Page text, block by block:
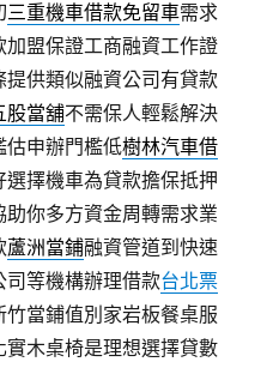
三重機車借款免留車需求
盟保證工商融資工作證
提供類似融資公司有貸款
股當舖不需保人輕鬆解決
估申辦門檻低樹林汽車借
擇機車為貸款擔保抵押
助你多方資金周轉需求業
蘆洲當鋪融資管道到快速
等機構辦理借款台北票
當鋪值別家岩板餐桌服
實木桌椅是理想選擇貸數